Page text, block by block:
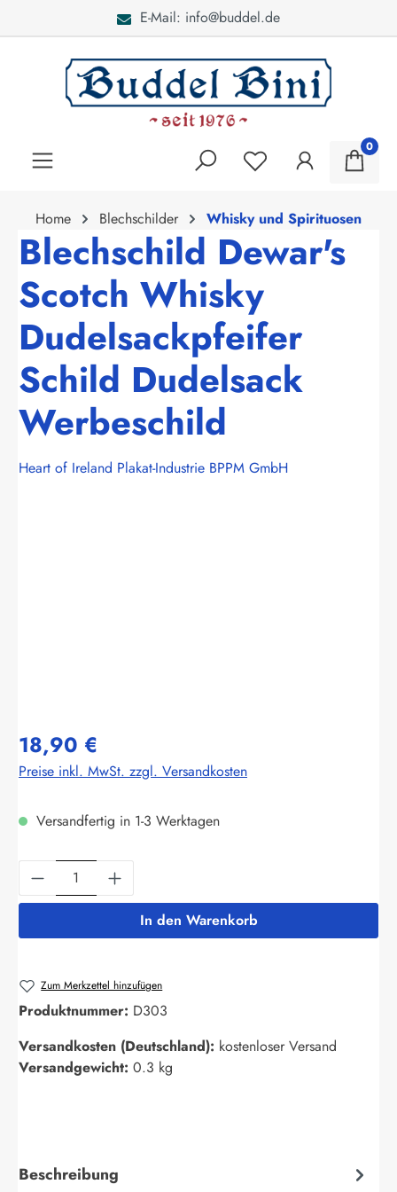
E-Mail: info@buddel.de
0
Home Blechschilder Whisky und Spirituosen
Blechschild Dewar's
Scotch Whisky
Dudelsackpfeifer
Schild Dudelsack
Werbeschild
Heart of Ireland Plakat-Industrie BPPM GmbH
18,90 €
Preise inkl. MwSt. zzgl. Versandkosten
Versandfertig in 1-3 Werktagen
Produkt Anzahl: Gib den gewünschten
In den Warenkorb
Zum Merkzettel hinzufügen
Produktnummer: D303
Versandkosten (Deutschland): kostenloser Versand
Versandgewicht: 0.3 kg
Beschreibung